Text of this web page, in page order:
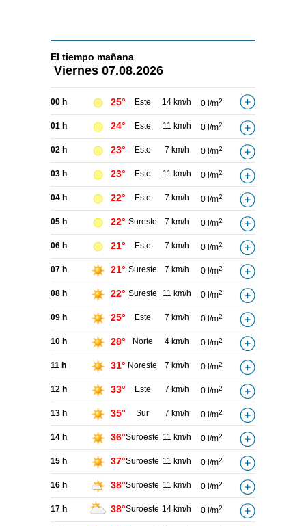
El tiempo mañana
Viernes 07.08.2026
00 h 25° Este 14 km/h 0 l/m2
01 h 24° Este 11 km/h 0 l/m2
02 h 23° Este 7 km/h 0 l/m2
03 h 23° Este 11 km/h 0 l/m2
04 h 22° Este 7 km/h 0 l/m2
05 h 22° Sureste 7 km/h 0 l/m2
06 h 21° Este 7 km/h 0 l/m2
07 h 21° Sureste 7 km/h 0 l/m2
08 h 22° Sureste 11 km/h 0 l/m2
09 h 25° Este 7 km/h 0 l/m2
10 h 28° Norte 4 km/h 0 l/m2
11 h 31° Noreste 7 km/h 0 l/m2
12 h 33° Este 7 km/h 0 l/m2
13 h 35° Sur 7 km/h 0 l/m2
14 h 36°Suroeste 11 km/h 0 l/m2
15 h 37°Suroeste 11 km/h 0 l/m2
16 h 38°Suroeste 11 km/h 0 l/m2
17 h 38°Suroeste 14 km/h 0 l/m2